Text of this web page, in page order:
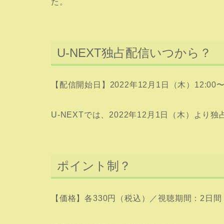
U-NEXT独占配信いつから？
【配信開始日】2022年12月1日（木）12:00〜
U-NEXTでは、2022年12月1日（木）より独
ポイント制？
【価格】各330円（税込）／視聴期間：2日間